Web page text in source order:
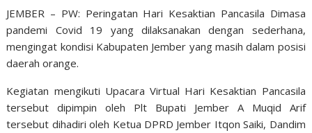
JEMBER – PW: Peringatan Hari Kesaktian Pancasila Dimasa
pandemi Covid 19 yang dilaksanakan dengan sederhana,
mengingat kondisi Kabupaten Jember yang masih dalam posisi
daerah orange.
Kegiatan mengikuti Upacara Virtual Hari Kesaktian Pancasila
tersebut dipimpin oleh Plt Bupati Jember A Muqid Arif
tersebut dihadiri oleh Ketua DPRD Jember Itqon Saiki, Dandim